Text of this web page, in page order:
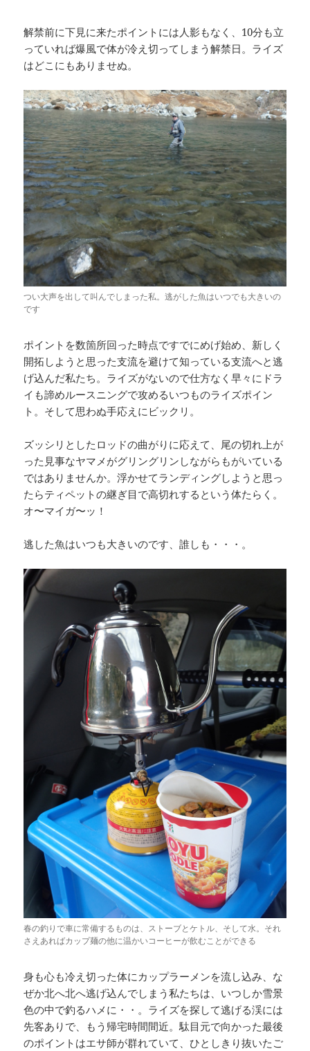
解禁前に下見に来たポイントには人影もなく、10分も立
っていれば爆風で体が冷え切ってしまう解禁日。ライズ
はどこにもありませぬ。
つい大声を出して叫んでしまった私。逃がした魚はいつでも大きいの
です
ポイントを数箇所回った時点ですでにめげ始め、新しく
開拓しようと思った支流を避けて知っている支流へと逃
げ込んだ私たち。ライズがないので仕方なく早々にドラ
イも諦めルースニングで攻めるいつものライズポイン
ト。そして思わぬ手応えにビックリ。
ズッシリとしたロッドの曲がりに応えて、尾の切れ上が
った見事なヤマメがグリングリンしながらもがいている
ではありませんか。浮かせてランディングしようと思っ
たらティペットの継ぎ目で高切れするという体たらく。
オ〜マイガ〜ッ！
逃した魚はいつも大きいのです、誰しも・・・。
春の釣りで車に常備するものは、ストーブとケトル、そして水。それ
さえあればカップ麺の他に温かいコーヒーが飲むことができる
身も心も冷え切った体にカップラーメンを流し込み、な
ぜか北へ北へ逃げ込んでしまう私たちは、いつしか雪景
色の中で釣るハメに・・。ライズを探して逃げる渓には
先客ありで、もう帰宅時間間近。駄目元で向かった最後
のポイントはエサ師が群れていて、ひとしきり抜いたご